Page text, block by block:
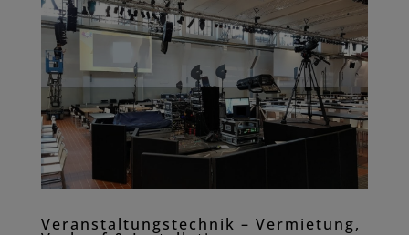
Veranstaltungstechnik – Vermietung,